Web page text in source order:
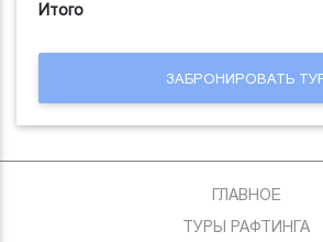
Итого
ЗАБРОНИРОВАТЬ
ГЛАВНОЕ
ТУРЫ РАФТИНГА